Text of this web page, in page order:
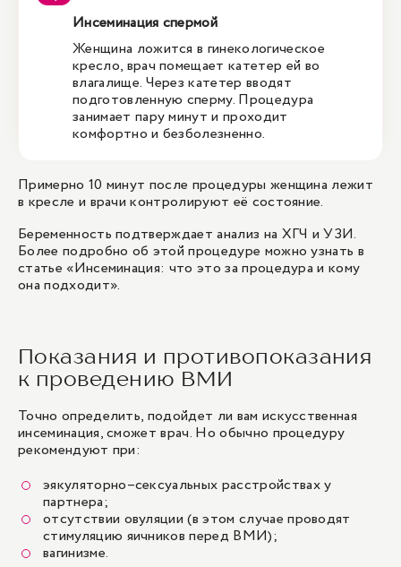
Инсеминация спермой
Женщина ложится в гинекологическое
кресло, врач помещает катетер ей во
влагалище. Через катетер вводят
подготовленную сперму. Процедура
занимает пару минут и проходит
комфортно и безболезненно.
Примерно 10 минут после процедуры женщина лежит
в кресле и врачи контролируют её состояние.
Беременность подтверждает анализ на ХГЧ и УЗИ.
Более подробно об этой процедуре можно узнать в
статье «Инсеминация: что это за процедура и кому
она подходит».
Показания и противопоказания
к проведению ВМИ
Точно определить, подойдет ли вам искусственная
инсеминация, сможет врач. Но обычно процедуру
рекомендуют при:
эякуляторно–сексуальных расстройствах у
партнера;
отсутствии овуляции (в этом случае проводят
стимуляцию яичников перед ВМИ);
вагинизме.